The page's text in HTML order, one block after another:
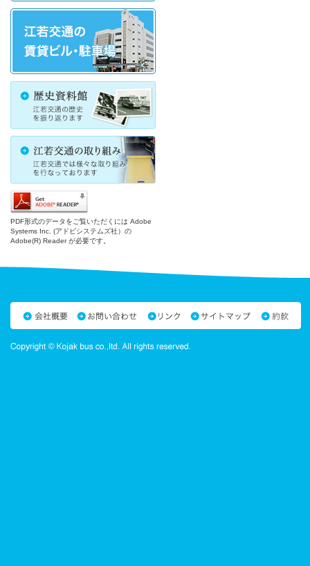
PDF形式のデータをご覧いただくには Adobe
Systems Inc. (アドビシステムズ社）の
Adobe(R) Reader が必要です。